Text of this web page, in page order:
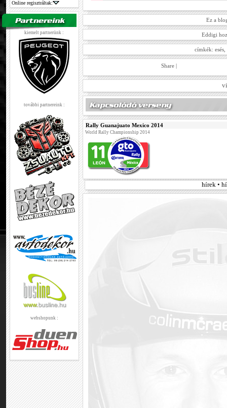
Online regisztráltak:
kiemelt partnerünk :
további partnereink :
webshopunk :
Ez a
Eddigi
címkék: esés
Share |
Rally Guanajuato Mexico 2014
World Rally Championship 2014
hírek •